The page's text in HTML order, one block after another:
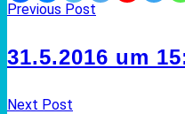
Previous Post
31.5.2016 um
Next Post